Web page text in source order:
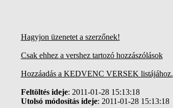
Hagyjon üzenetet a szerzőnek!
Csak ehhez a vershez tartozó hozzászólások
Hozzáadás a KEDVENC VERSEK listájához.
Feltöltés ideje: 2011-01-28 15:13:18
Utolsó módosítás ideje: 2011-01-28 15:13:18